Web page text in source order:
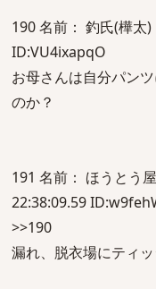
190 名前： 釣氏(樺太
ID:VU4ixapqO
お母さんは自分パン
のか？
191 名前： ほうとう
22:38:09.59
>>190
漏れ、脱衣場にティ